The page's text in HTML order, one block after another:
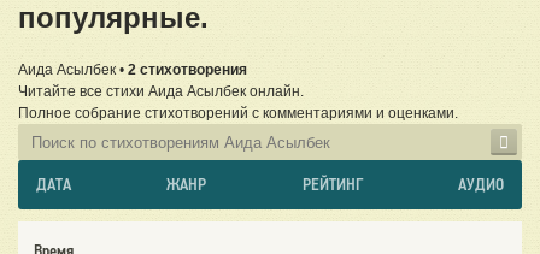
популярные.
Аида Асылбек • 2 стихотворения
Читайте все стихи Аида Асылбек онлайн.
Полное собрание стихотворений с комментариями и оценками.
ДАТА ЖАНР РЕЙТИНГ АУДИО